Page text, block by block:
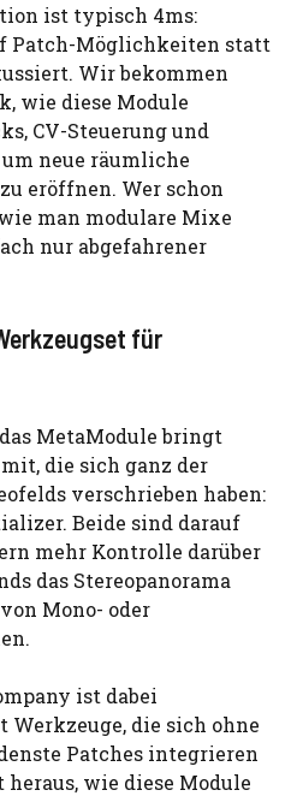
ist typisch 4ms:
Patch-Möglichkeiten statt
Wir bekommen
wie diese Module
CV-Steuerung und
neue räumliche
eröffnen. Wer schon
man modulare Mixe
nur abgefahrener
für
MetaModule bringt
die sich ganz der
verschrieben haben:
Beide sind darauf
mehr Kontrolle darüber
das Stereopanorama
Mono- oder
ist dabei
die sich ohne
Patches integrieren
heraus, wie diese Module